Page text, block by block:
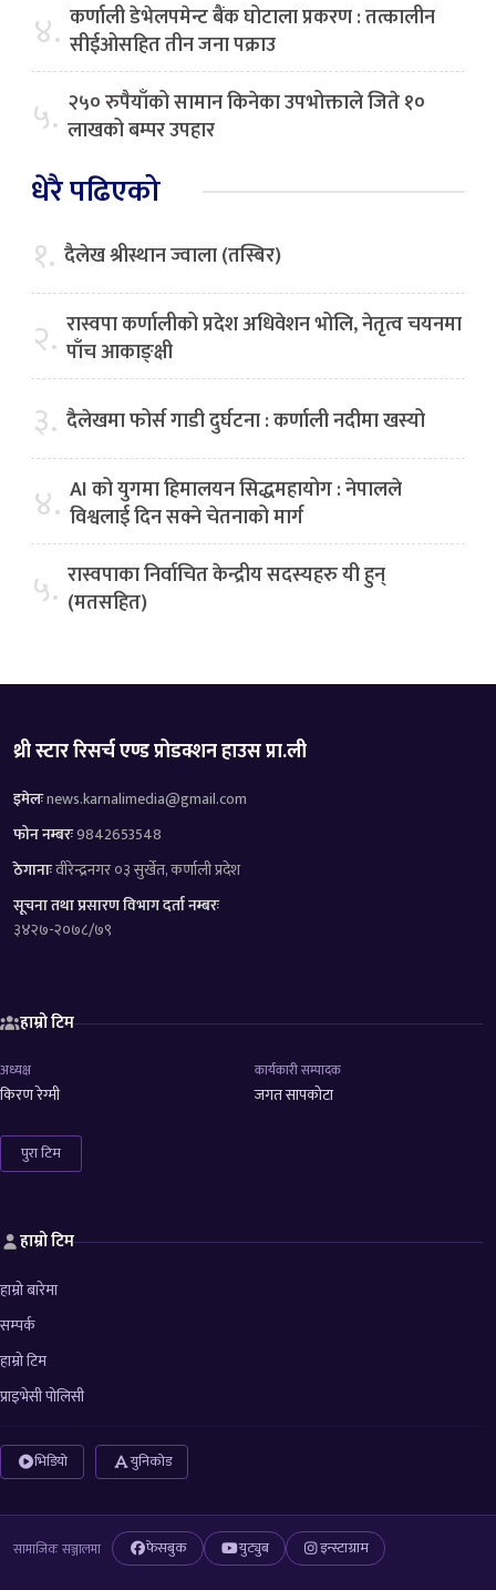
४. कर्णाली डेभेलपमेन्ट बैंक घोटाला प्रकरण : तत्कालीन
सीईओसहित तीन जना पक्राउ
५. २५० रुपैयाँको सामान किनेका उपभोक्ताले जिते १०
लाखको बम्पर उपहार
धेरै पढिएको
१. दैलेख श्रीस्थान ज्वाला (तस्बिर)
२. रास्वपा कर्णालीको प्रदेश अधिवेशन भोलि, नेतृत्व चयनमा
पाँच आकाङ्क्षी
३. दैलेखमा फोर्स गाडी दुर्घटना : कर्णाली नदीमा खस्यो
४. AI को युगमा हिमालयन सिद्धमहायोग : नेपालले
विश्वलाई दिन सक्ने चेतनाको मार्ग
५. रास्वपाका निर्वाचित केन्द्रीय सदस्यहरु यी हुन्
(मतसहित)
थ्री स्टार रिसर्च एण्ड प्रोडक्शन हाउस प्रा.ली
इमेलःnews.karnalimedia@gmail.com
फोन नम्बरः9842653548
ठेगानाःवीरेन्द्रनगर ०३ सुर्खेत, कर्णाली प्रदेश
सूचना तथा प्रसारण विभाग दर्ता नम्बरः
३४२७-२०७८/७९
हाम्रो टिम
अध्यक्ष
किरण रेग्मी
कार्यकारी सम्पादक
जगत सापकोटा
पुरा टिम
हाम्रो टिम
हाम्रो बारेमा
सम्पर्क
हाम्रो टिम
प्राइभेसी पोलिसी
भिडियो युनिकोड
सामाजिक सञ्जालमा फेसबुक युट्युब इन्स्टाग्राम